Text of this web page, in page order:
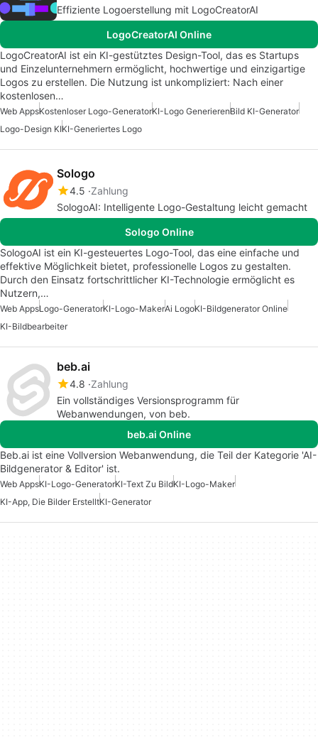
Effiziente Logoerstellung mit LogoCreatorAI
LogoCreatorAI Online
LogoCreatorAI ist ein KI-gestütztes Design-Tool, das es Startups
und Einzelunternehmern ermöglicht, hochwertige und einzigartige
Logos zu erstellen. Die Nutzung ist unkompliziert: Nach einer
kostenlosen…
Web AppsKostenloser Logo-GeneratorKI-Logo GenerierenBild KI-Generator
Logo-Design KIKI-Generiertes Logo
Sologo
4.5 Zahlung
SologoAI: Intelligente Logo-Gestaltung leicht gemacht
Sologo Online
SologoAI ist ein KI-gesteuertes Logo-Tool, das eine einfache und
effektive Möglichkeit bietet, professionelle Logos zu gestalten.
Durch den Einsatz fortschrittlicher KI-Technologie ermöglicht es
Nutzern,…
Web AppsLogo-GeneratorKI-Logo-MakerAi LogoKI-Bildgenerator Online
KI-Bildbearbeiter
beb.ai
4.8 Zahlung
Ein vollständiges Versionsprogramm für
Webanwendungen, von beb.
beb.ai Online
Beb.ai ist eine Vollversion Webanwendung, die Teil der Kategorie 'AI-
Bildgenerator & Editor' ist.
Web AppsKI-Logo-GeneratorKI-Text Zu BildKI-Logo-Maker
KI-App, Die Bilder ErstelltKI-Generator